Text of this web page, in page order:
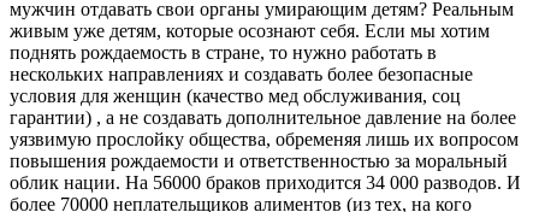
мужчин отдавать свои органы умирающим детям? Реальным
живым уже детям, которые осознают себя. Если мы хотим
поднять рождаемость в стране, то нужно работать в
нескольких направлениях и создавать более безопасные
условия для женщин (качество мед обслуживания, соц
гарантии) , а не создавать дополнительное давление на более
уязвимую прослойку общества, обременяя лишь их вопросом
повышения рождаемости и ответственностью за моральный
облик нации. На 56000 браков приходится 34 000 разводов. И
более 70000 неплательщиков алиментов (из тех, на кого